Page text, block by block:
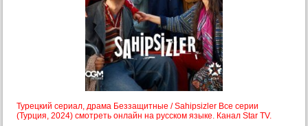
Турецкий сериал, драма Беззащитные / Sahipsizler Все серии
(Турция, 2024) смотреть онлайн на русском языке. Канал Star TV.